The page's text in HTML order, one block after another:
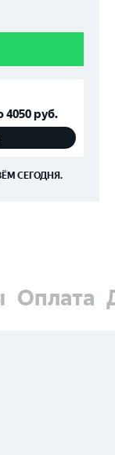
4050руб.
СЕГОДНЯ.
Оплата